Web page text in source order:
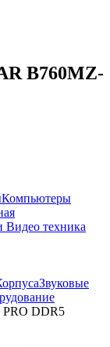
B760MZ-
Компьютеры
Видео техника
Звуковые
PRO DDR5